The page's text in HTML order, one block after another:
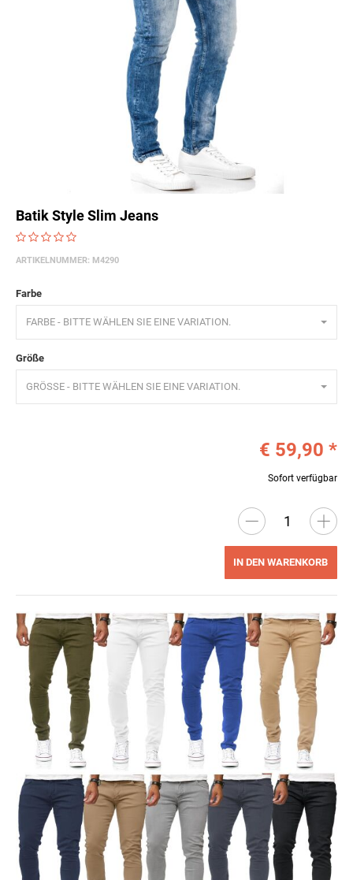
Batik Style Slim Jeans
ARTIKELNUMMER: M4290
Farbe
FARBE - BITTE WÄHLEN SIE EINE VARIATION.
Größe
GRÖSSE - BITTE WÄHLEN SIE EINE VARIATION.
€ 59,90 *
Sofort verfügbar
IN DEN WARENKORB